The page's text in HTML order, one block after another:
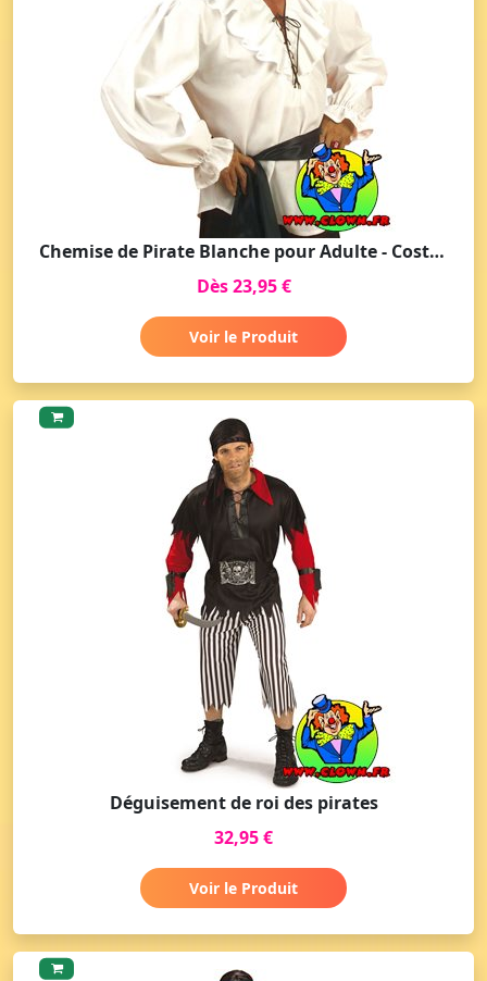
Chemise de Pirate Blanche pour Adulte - Costume Homme
Dès 23,95 €
Voir le Produit
Déguisement de roi des pirates
32,95 €
Voir le Produit